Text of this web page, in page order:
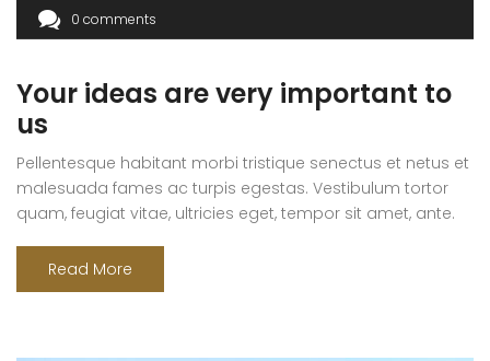
0 comments
Your ideas are very important to
us
Pellentesque habitant morbi tristique senectus et netus et
malesuada fames ac turpis egestas. Vestibulum tortor
quam, feugiat vitae, ultricies eget, tempor sit amet, ante.
ultricies mi vitae est. Mauris placerat eleifend leo. Quisque
sit amet est et sapien ullamcorper pharetra. Vestibulum
Read More